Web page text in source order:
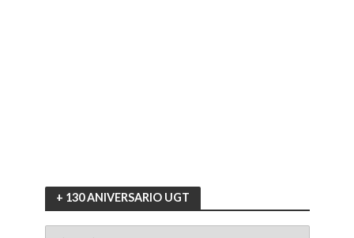
+ 130 ANIVERSARIO UGT